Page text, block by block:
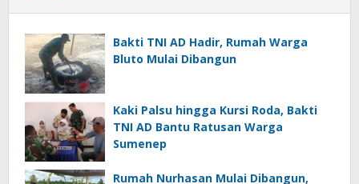
Bakti TNI AD Hadir, Rumah Warga
Bluto Mulai Dibangun
Kaki Palsu hingga Kursi Roda, Bakti
TNI AD Bantu Ratusan Warga
Sumenep
Rumah Nurhasan Mulai Dibangun,